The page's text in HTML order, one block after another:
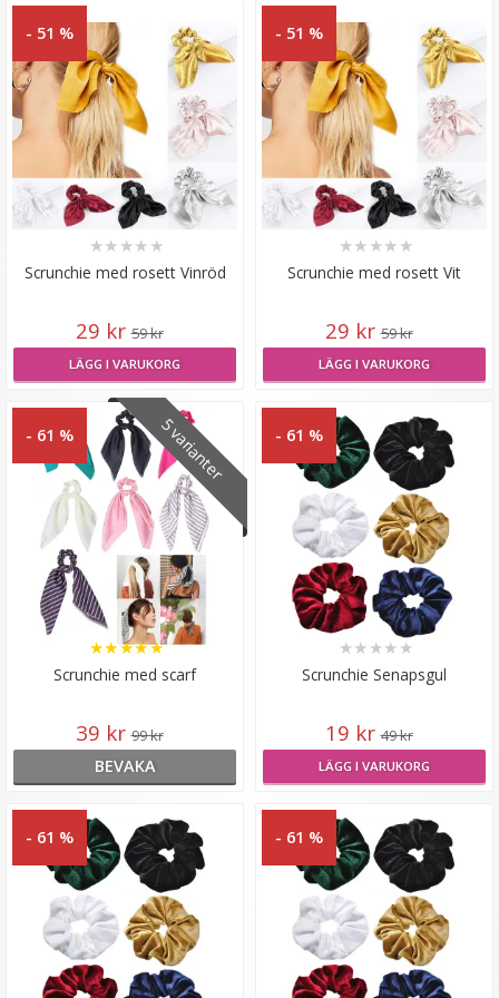
- 51 %
Scrunchie med rosett Vinröd
★★ ★★ ★
29 kr 59 kr
LÄGG I VARUKORG
- 51 %
Scrunchie med rosett Vit
★★ ★★ ★
29 kr 59 kr
LÄGG I VARUKORG
5 varianter
- 61 %
Scrunchie med scarf
★★★★★
39 kr 99 kr
BEVAKA
- 61 %
Scrunchie Senapsgul
★★ ★★ ★
19 kr 49 kr
LÄGG I VARUKORG
- 61 % - 61 %